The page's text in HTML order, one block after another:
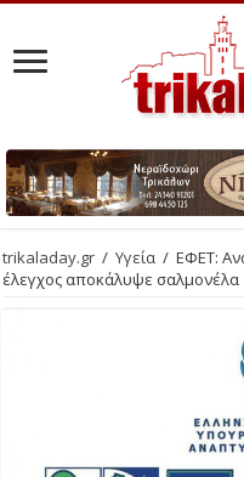
trikaladay.gr / Υγεία / ΕΦΕΤ:
έλεγχος αποκάλυψε σαλμονέλα